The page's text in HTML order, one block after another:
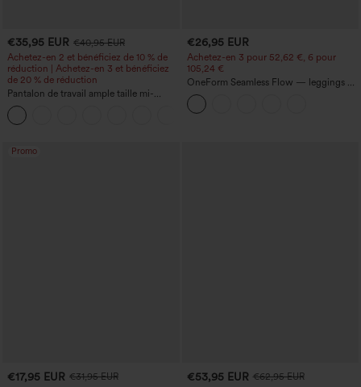
€35,95 EUR €40,95 EUR
Achetez-en 2 et bénéficiez de 10 % de
réduction | Achetez-en 3 et bénéficiez
de 20 % de réduction
Pantalon de travail ample taille mi-
haute, coupe « barrel » (jambe en forme
de tonneau) avec poches
€26,95 EUR
Achetez-en 3 pour 52,62 €, 6 pour
105,24 €
OneForm Seamless Flow — leggings de
yoga sans coutures, taille mi-haute, effet
gainant pour le ventre et liftant pour les
fesses
Promo
€17,95 EUR €31,95 EUR
€53,95 EUR €62,95 EUR